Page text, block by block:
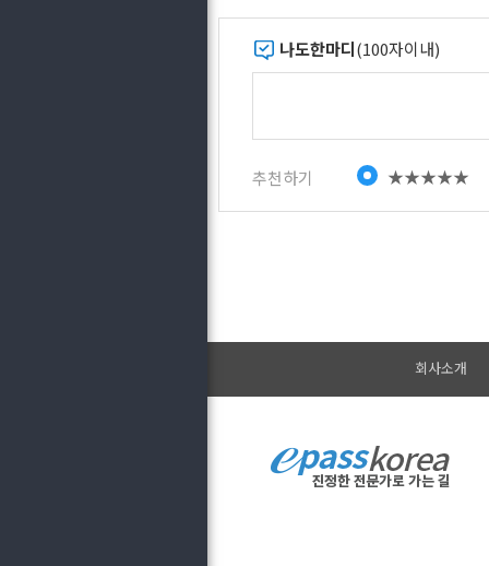
나도한마디(100자이내)
추천하기 ★★★★★
회사소개